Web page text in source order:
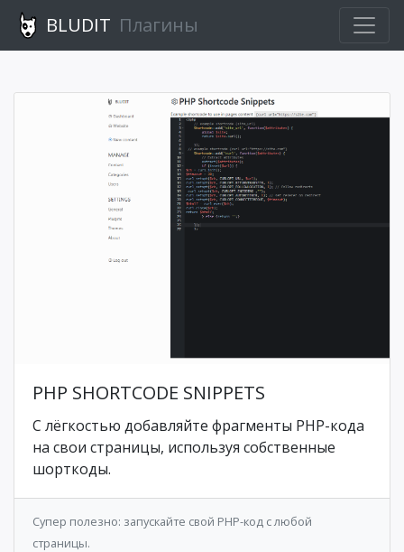
BLUDIT Плагины
PHP SHORTCODE SNIPPETS
С лёгкостью добавляйте фрагменты PHP-кода
на свои страницы, используя собственные
шорткоды.
Супер полезно: запускайте свой PHP-код с любой
страницы.